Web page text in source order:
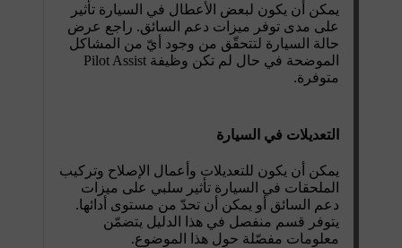
يمكن أن يكون لبعض الأعطال في السيارة تأثير
على مدى توفر ميزات دعم السائق. راجع عرض
حالة السيارة لتتحقّق من وجود أيّ من المشاكل
الموضحة في حال لم تكن وظيفة Pilot Assist
متوفرة.
التعديلات في السيارة
يمكن أن يكون للتعديلات وأعمال الإصلاح وتركيب
الملحقات في السيارة تأثير سلبي على ميزات
دعم السائق أو يمكن أن تحدّ من مستوى أدائها.
يتوفر قسم منفصل في هذا الدليل يتضمّن
معلومات مفصّلة حول هذا الموضوع.